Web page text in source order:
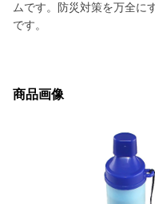
ムです。防災対策を万全に
です。
商品画像